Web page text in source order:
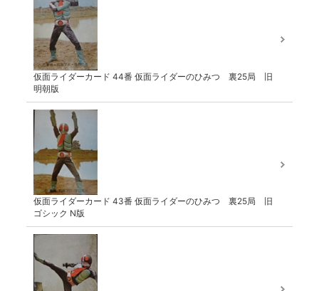
仮面ライダーカード 44番 仮面ライダーのひみつ 裏25局 旧
明朝版
仮面ライダーカード 43番 仮面ライダーのひみつ 裏25局 旧
ゴシック N版